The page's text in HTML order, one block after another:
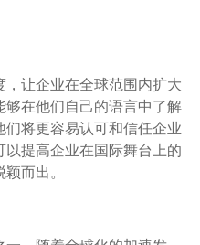
让企业在全球范围内扩大
在他们自己的语言中了解
将更容易认可和信任企业
提高企业在国际舞台上的
而出。